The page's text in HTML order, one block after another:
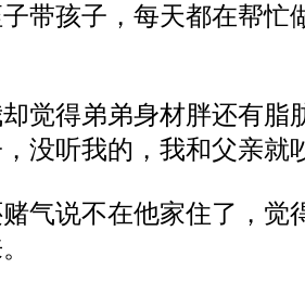
带孩子，每天都在帮忙
觉得弟弟身材胖还有脂
没听我的 ， 我和父亲就
气说不在他家住了，觉